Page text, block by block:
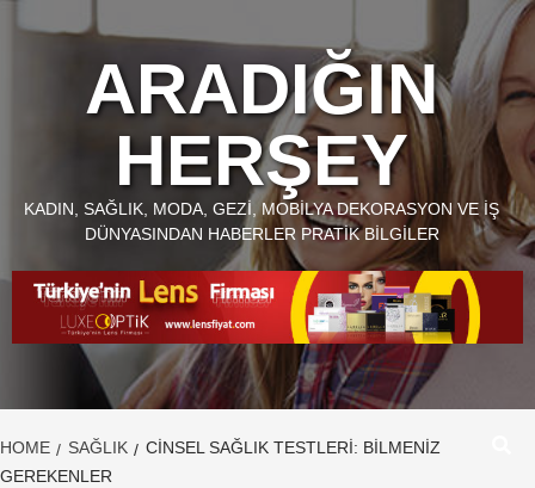
ARADIĞIN
HERŞEY
KADIN, SAĞLIK, MODA, GEZI, MOBILYA DEKORASYON VE İŞ
DÜNYASINDAN HABERLER PRATIK BILGILER
HOME SAĞLIK
CINSEL SAĞLIK TESTLERI: BILMENIZ
GEREKENLER